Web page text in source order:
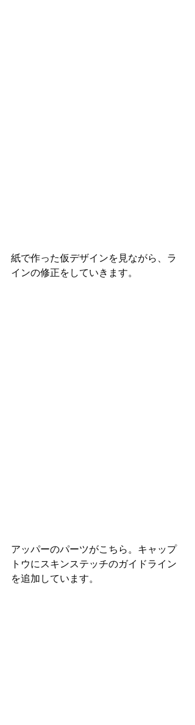
紙で作った仮デザインを見ながら、ラ
インの修正をしていきます。
アッパーのパーツがこちら。キャップ
トウにスキンステッチのガイドライン
を追加しています。